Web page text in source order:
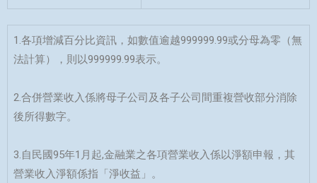
1.各項增減百分比資訊，如數值逾越999999.99或分母為零（無
法計算），則以999999.99表示。
2.合併營業收入係將母子公司及各子公司間重複營收部分消除
後所得數字。
3.自民國95年1月起,金融業之各項營業收入係以淨額申報，其
營業收入淨額係指「淨收益」。